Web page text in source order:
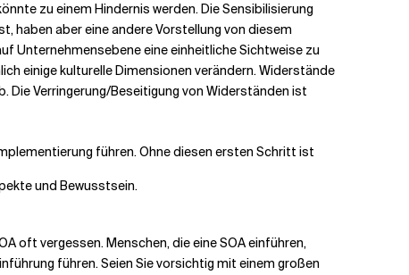
zu einem Hindernis werden. Die Sensibilisierung
haben aber eine andere Vorstellung von diesem
Unternehmensebene eine einheitliche Sichtweise zu
einige kulturelle Dimensionen verändern. Widerstände
Die Verringerung/Beseitigung von Widerständen ist
führen. Ohne diesen ersten Schritt ist
und Bewusstsein.
oft vergessen. Menschen, die eine SOA einführen,
führen. Seien Sie vorsichtig mit einem großen